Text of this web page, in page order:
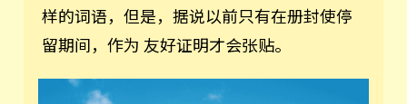
样的词语，但是，据说以前只有在册封使停
留期间，作为 友好证明才会张贴。